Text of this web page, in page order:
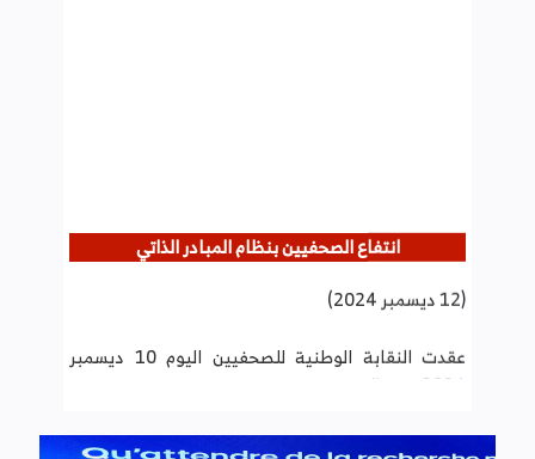
لحقوق الانسان قدم خلالها إسكندر السلامي مستشار
وأهم الالتزامات المترتبة عنه.